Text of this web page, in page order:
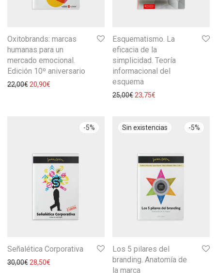
Oxitobrands: marcas
humanas para un
mercado emocional.
Edición 10º aniversario
22,00€ 20,90€
Esquematismo. La
eficacia de la
simplicidad. Teoría
informacional del
esquema
25,00€ 23,75€
-5%
Señalética Corporativa
30,00€28,50€
-5%
Los 5 pilares del
branding. Anatomía de
la marca